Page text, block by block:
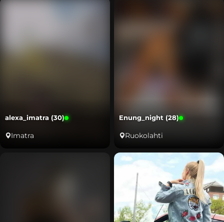
alexa_imatra (30)
Imatra
Enung_night (28)
Ruokolahti